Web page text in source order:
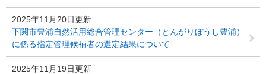
2025年11月20日更新
下関市豊浦自然活用総合管理センター（とんがりぼうし豊浦）
に係る指定管理候補者の選定結果について
2025年11月19日更新